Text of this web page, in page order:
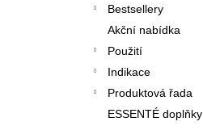
Bestsellery
Akční nabídka
Použití
Indikace
Produktová řada
ESSENTÉ doplňky